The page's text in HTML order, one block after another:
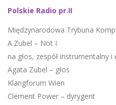
Polskie Radio pr.II
Międzynarodowa Trybuna
A.Zubel – Not I
na głos, zespół instrumentalny i
Agata Zubel – głos
Klangforum Wien
Clement Power – dyrygent